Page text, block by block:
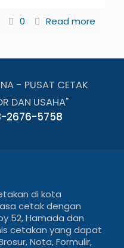
0 Read more
- PUSAT CETAK
DAN USAHA"
2676-5758
di kota
cetak dengan
52, Hamada dan
cetakan yang dapat
Nota, Formulir,